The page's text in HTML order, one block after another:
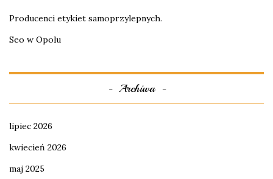
Producenci etykiet samoprzylepnych.
Seo w Opolu
Archiwa
lipiec 2026
kwiecień 2026
maj 2025